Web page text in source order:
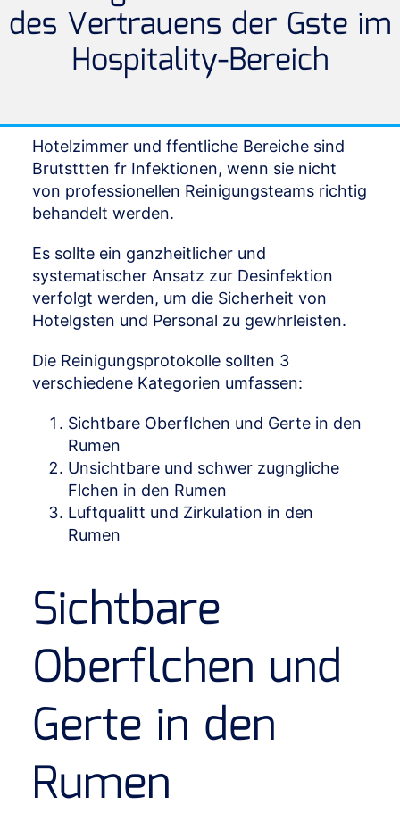
des Vertrauens der Gste im
Hospitality-Bereich
Hotelzimmer und ffentliche Bereiche sind
Brutsttten fr Infektionen, wenn sie nicht
von professionellen Reinigungsteams richtig
behandelt werden.
Es sollte ein ganzheitlicher und
systematischer Ansatz zur Desinfektion
verfolgt werden, um die Sicherheit von
Hotelgsten und Personal zu gewhrleisten.
Die Reinigungsprotokolle sollten 3
verschiedene Kategorien umfassen:
Sichtbare Oberflchen und Gerte in den
Rumen
Unsichtbare und schwer zugngliche
Flchen in den Rumen
Luftqualitt und Zirkulation in den
Rumen
Sichtbare
Oberflchen und
Gerte in den
Rumen